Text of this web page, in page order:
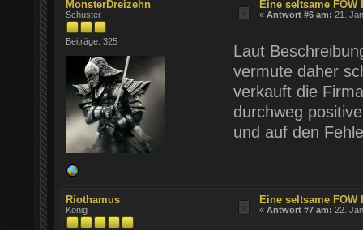
MonsterDreizehn
Schuster
Beiträge: 325
Eine seltsame FOW
«Antwort #6 am: 21.
Laut
vermute daher
verkauft die
durchweg
und auf den
Riothamus
König
Eine seltsame FOW
«Antwort #7 am: 22.